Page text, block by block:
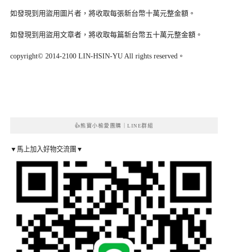
如發現到用盜用圖片者，將收取每張新台幣十萬元整金額。
如發現到用盜用文章者，將收取每篇新台幣五十萬元整金額。
copyright© 2014-2100 LIN-HSIN-YU All rights reserved。
👍熊寶小榆愛團購｜LINE群組
▼馬上加入好物交流團▼